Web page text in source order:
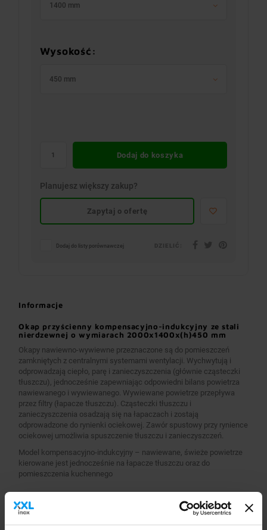
1400 mm
Wysokość:
450 mm
Dodaj do koszyka
Planujesz większy zakup?
Zapytaj o ofertę
Dodaj do listy porównawczej
Informacje
Okap przyścienny kompensacyjno-indukcyjny ze stali
nierdzewnej o wymiarach 2000x1400x(h)450 mm
Okapy nawiewno-wywiewne przeznaczone są do pomieszczeń
zamkniętych z centralnymi systemami wentylacji. Wychwytują i
odprowadzają ciepło, parę i zanieczyszczenia (głównie cząsteczki
tłuszczu), jednocześnie zapewniając odpowiedni bilans powietrza
nawiewanego i wywiewanego. Wywiewane powietrze przepływa
przez filtry (łapacze tłuszczu). Cząsteczki tłuszczu i
zanieczyszczenia osadzają się na łapaczach i zostają
odprowadzone do rynienki ociekowej. Zawór spustowy przy rynience
ociekowej umożliwia spuszczenie tłuszczu i zanieczyszczeń.
Model kompensacyjno-indukcyjny – nawiewane, świeże powietrze
kierowane jest jednocześnie na łapacze tłuszczu oraz do
pomieszczenia kuchennego